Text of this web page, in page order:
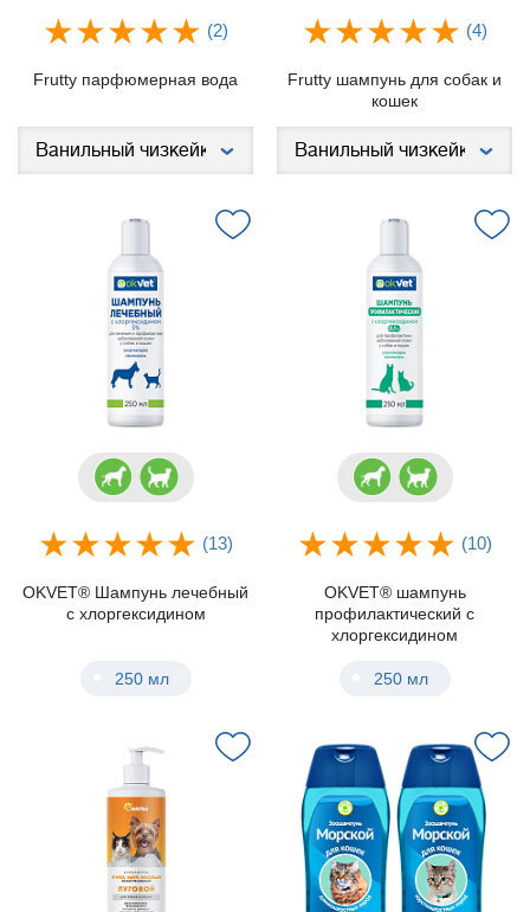
(2)
Frutty парфюмерная вода
(4)
Frutty шампунь для собак и
кошек
(13)
OKVET® Шампунь лечебный
с хлоргексидином
250 мл
(10)
OKVET® шампунь
профилактический с
хлоргексидином
250 мл